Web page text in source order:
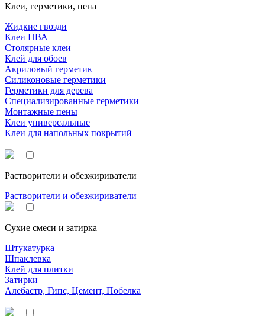
Клеи, герметики, пена
Жидкие гвозди
Клеи ПВА
Столярные клеи
Клей для обоев
Акриловый герметик
Силиконовые герметики
Герметики для дерева
Специализированные герметики
Монтажные пены
Клеи универсальные
Клеи для напольных покрытий
Растворители и обезжириватели
Растворители и обезжириватели
Сухие смеси и затирка
Штукатурка
Шпаклевка
Клей для плитки
Затирки
Алебастр, Гипс, Цемент, Побелка